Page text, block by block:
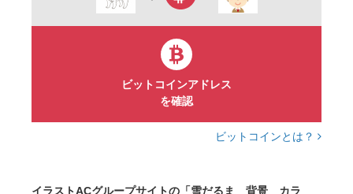
ビットコインアドレス
を確認
ビットコインとは？
イラストACグループサイトの「雪だるま 背景 カラ